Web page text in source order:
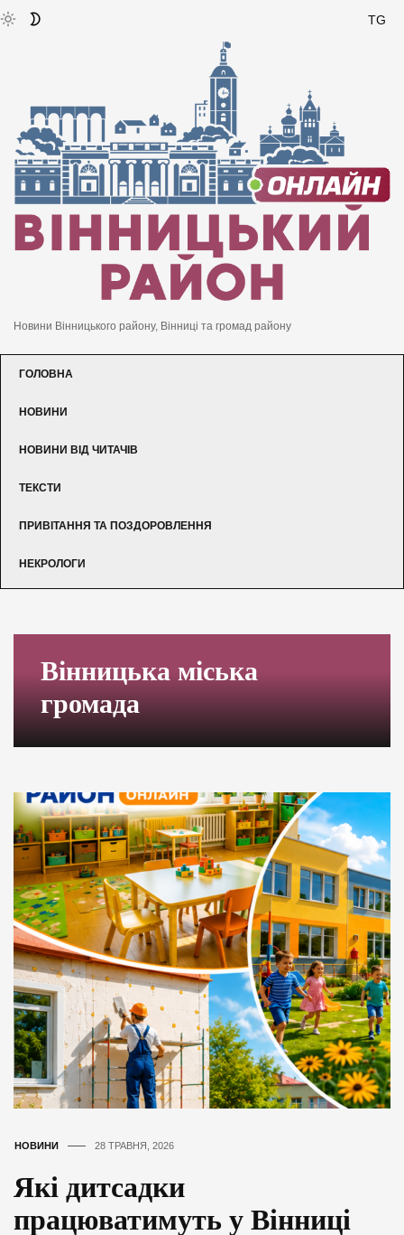
TG
Новини Вінницького району, Вінниці та громад району
ГОЛОВНА
НОВИНИ
НОВИНИ ВІД ЧИТАЧІВ
ТЕКСТИ
ПРИВІТАННЯ ТА ПОЗДОРОВЛЕННЯ
НЕКРОЛОГИ
Вінницька міська
громада
НОВИНИ 28 ТРАВНЯ, 2026
Які дитсадки
працюватимуть у Вінниці